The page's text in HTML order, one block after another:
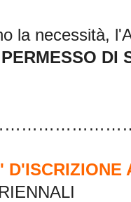
la necessità,
PERMESSO DI